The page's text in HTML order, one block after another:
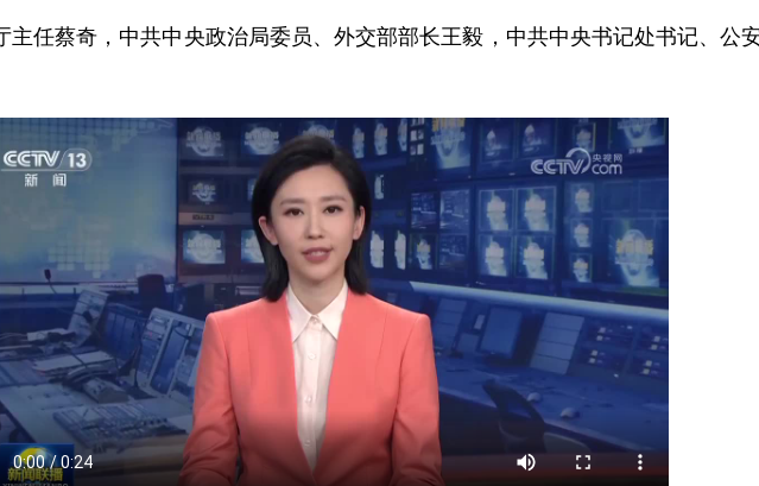
主任蔡奇，中共中央政治局委员、外交部部长王毅，中共中央书记处书记、公